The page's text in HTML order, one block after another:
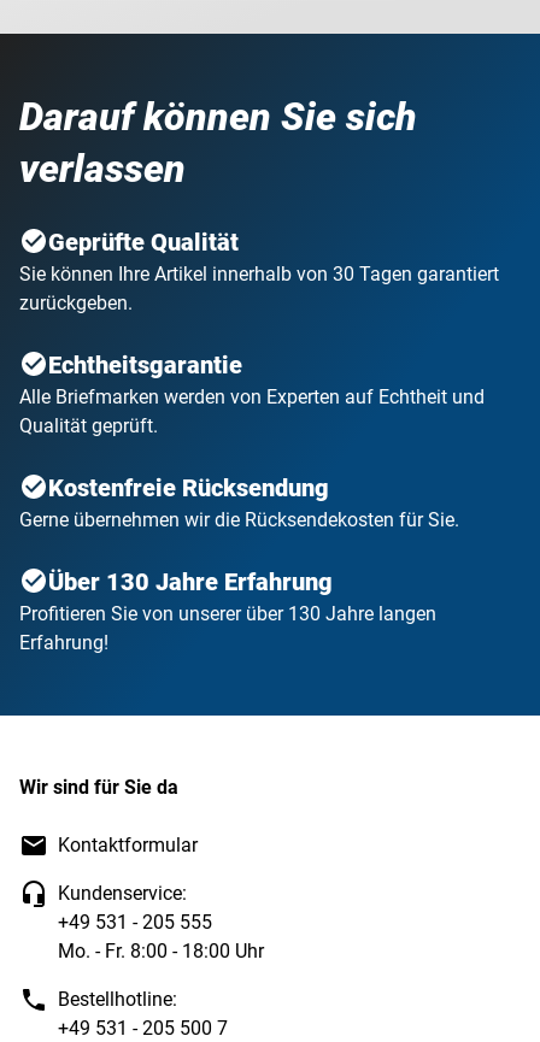
Darauf können Sie sich
verlassen
Geprüfte Qualität
Sie können Ihre Artikel innerhalb von 30 Tagen garantiert
zurückgeben.
Echtheitsgarantie
Alle Briefmarken werden von Experten auf Echtheit und
Qualität geprüft.
Kostenfreie Rücksendung
Gerne übernehmen wir die Rücksendekosten für Sie.
Über 130 Jahre Erfahrung
Profitieren Sie von unserer über 130 Jahre langen
Erfahrung!
Wir sind für Sie da
Kontaktformular
Kundenservice:
+49 531 - 205 555
Mo. - Fr. 8:00 - 18:00 Uhr
Bestellhotline:
+49 531 - 205 500 7